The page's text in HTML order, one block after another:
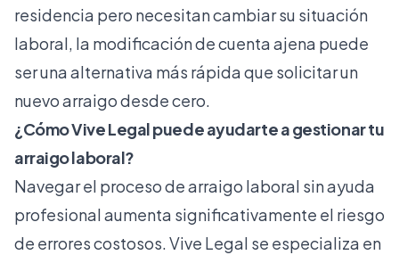
residencia pero necesitan cambiar su situación
laboral, la modificación de cuenta ajena puede
ser una alternativa más rápida que solicitar un
nuevo arraigo desde cero.
¿Cómo Vive Legal puede ayudarte a gestionar tu
arraigo laboral?
Navegar el proceso de arraigo laboral sin ayuda
profesional aumenta significativamente el riesgo
de errores costosos. Vive Legal se especializa en